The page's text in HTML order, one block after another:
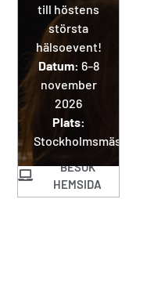
till höstens
största
hälsoevent!
Datum: 6–8
november
2026
Plats:
Stockholmsmässan
BESÖK
HEMSIDA